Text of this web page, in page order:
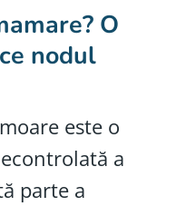
O
nodul
este o
a
parte a